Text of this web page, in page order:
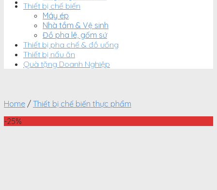
Thiết bị chế biến
Máy ép
Nhà tắm & Vệ sinh
Đồ pha lê, gốm sứ
Thiết bị pha chế & đồ uống
Thiết bị nấu ăn
Quà tặng Doanh Nghiệp
Home / Thiết bị chế biến thực phẩm
-25%